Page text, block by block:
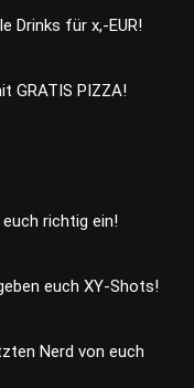
Drinks für x,-EUR!
GRATIS PIZZA!
richtig ein!
euch XY-Shots!
Nerd von euch